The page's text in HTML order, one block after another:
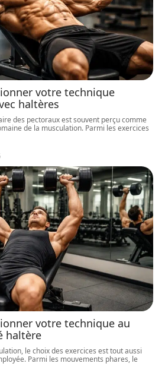
votre technique
haltères
des pectoraux est souvent perçu comme
de la musculation. Parmi les exercices
votre technique au
haltère
le choix des exercices est tout aussi
Parmi les mouvements phares, le